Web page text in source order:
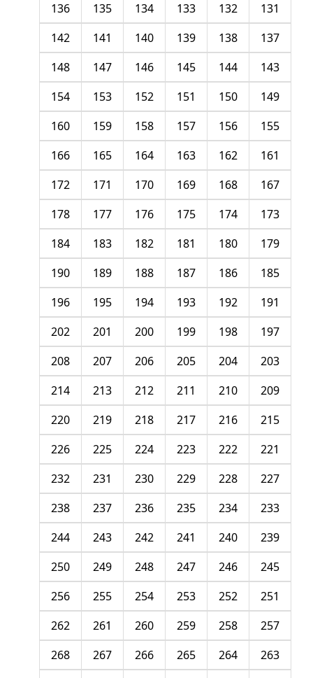
131
132
133
134
135
136
137
138
139
140
141
142
143
144
145
146
147
148
149
150
151
152
153
154
155
156
157
158
159
160
161
162
163
164
165
166
167
168
169
170
171
172
173
174
175
176
177
178
179
180
181
182
183
184
185
186
187
188
189
190
191
192
193
194
195
196
197
198
199
200
201
202
203
204
205
206
207
208
209
210
211
212
213
214
215
216
217
218
219
220
221
222
223
224
225
226
227
228
229
230
231
232
233
234
235
236
237
238
239
240
241
242
243
244
245
246
247
248
249
250
251
252
253
254
255
256
257
258
259
260
261
262
263
264
265
266
267
268